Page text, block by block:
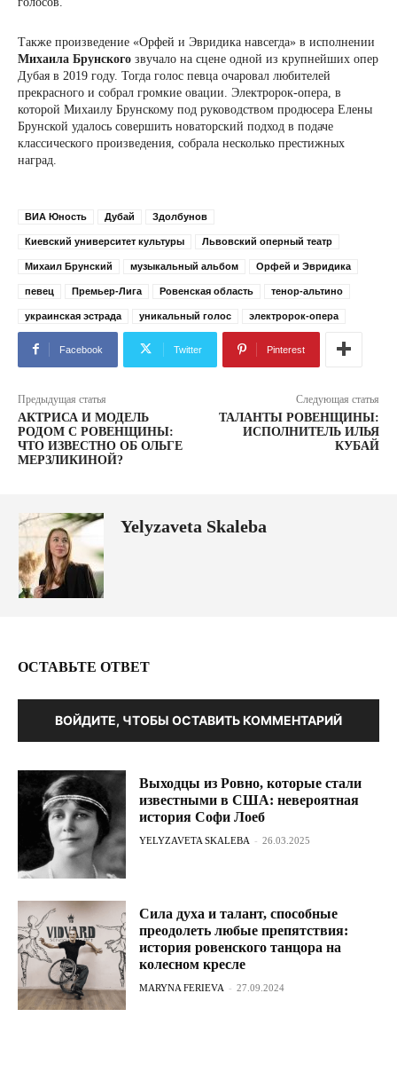
Также произведение «Орфей и Эвридика навсегда» в исполнении
Михаила Брунского звучало на сцене одной из крупнейших опер
Дубая в 2019 году. Тогда голос певца очаровал любителей
прекрасного и собрал громкие овации. Электророк-опера, в
которой Михаилу Брунскому под руководством продюсера Елены
Брунской удалось совершить новаторский подход в подаче
классического произведения, собрала несколько престижных
наград.
ВИА Юность Дубай Здолбунов
Киевский университет культуры Львовский оперный театр
Михаил Брунский музыкальный альбом Орфей и Эвридика
певец Премьер-Лига Ровенская область тенор-альтино
украинская эстрада уникальный голос электророк-опера
Facebook Twitter Pinterest
Предыдущая статья
АКТРИСА И МОДЕЛЬ
РОДОМ С РОВЕНЩИНЫ:
ЧТО ИЗВЕСТНО ОБ ОЛЬГЕ
МЕРЗЛИКИНОЙ?
Следующая статья
ТАЛАНТЫ РОВЕНЩИНЫ:
ИСПОЛНИТЕЛЬ ИЛЬЯ
КУБАЙ
Yelyzaveta Skaleba
ОСТАВЬТЕ ОТВЕТ
ВОЙДИТЕ, ЧТОБЫ ОСТАВИТЬ КОММЕНТАРИЙ
Выходцы из Ровно, которые стали
известными в США: невероятная
история Софи Лоеб
YELYZAVETA SKALEBA - 26.03.2025
Сила духа и талант, способные
преодолеть любые препятствия:
история ровенского танцора на
колесном кресле
MARYNA FERIEVA - 27.09.2024